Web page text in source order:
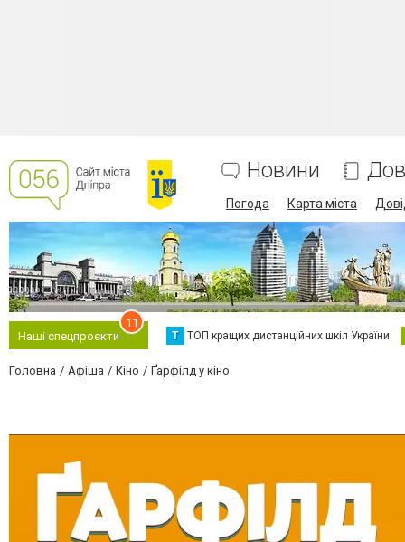
Новини
Погода Карта міста
Наші спецпроєкти
11
Т ТОП кращих дистанційних шкіл України
Головна Афіша Кіно Ґарфілд у кіно